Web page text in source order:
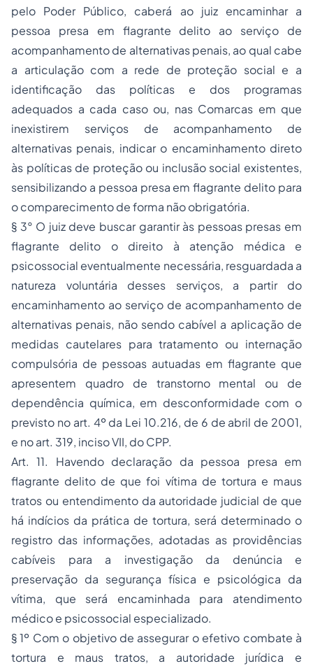
pelo Poder Público, caberá ao juiz encaminhar a
pessoa presa em flagrante delito ao serviço de
acompanhamento de alternativas penais, ao qual cabe
a articulação com a rede de proteção social e a
identificação das políticas e dos programas
adequados a cada caso ou, nas Comarcas em que
inexistirem serviços de acompanhamento de
alternativas penais, indicar o encaminhamento direto
às políticas de proteção ou inclusão social existentes,
sensibilizando a pessoa presa em flagrante delito para
o comparecimento de forma não obrigatória.
§ 3° O juiz deve buscar garantir às pessoas presas em
flagrante delito o direito à atenção médica e
psicossocial eventualmente necessária, resguardada a
natureza voluntária desses serviços, a partir do
encaminhamento ao serviço de acompanhamento de
alternativas penais, não sendo cabível a aplicação de
medidas cautelares para tratamento ou internação
compulsória de pessoas autuadas em flagrante que
apresentem quadro de transtorno mental ou de
dependência química, em desconformidade com o
previsto no art. 4º da Lei 10.216, de 6 de abril de 2001,
e no art. 319, inciso VII, do CPP.
Art. 11. Havendo declaração da pessoa presa em
flagrante delito de que foi vítima de tortura e maus
tratos ou entendimento da autoridade judicial de que
há indícios da prática de tortura, será determinado o
registro das informações, adotadas as providências
cabíveis para a investigação da denúncia e
preservação da segurança física e psicológica da
vítima, que será encaminhada para atendimento
médico e psicossocial especializado.
§ 1º Com o objetivo de assegurar o efetivo combate à
tortura e maus tratos, a autoridade jurídica e